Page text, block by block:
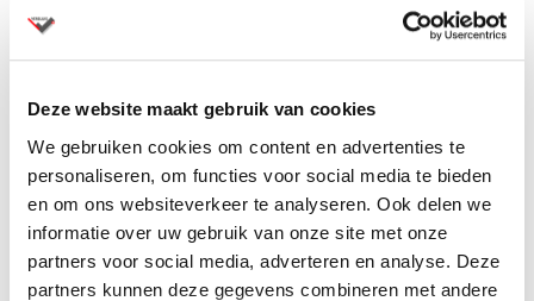
Deze website maakt gebruik van cookies
We gebruiken cookies om content en advertenties te
personaliseren, om functies voor social media te bieden
en om ons websiteverkeer te analyseren. Ook delen we
informatie over uw gebruik van onze site met onze
partners voor social media, adverteren en analyse. Deze
partners kunnen deze gegevens combineren met andere
De Cascando Team SPS banken laten zich goed combineren.
Hierdoor cre√´ert u allerlei zitopstellingen. Voor in een
scrumhoek plaatst u de banken in een carrévorm. De banken
kunnen ook met afscheiding worden uitgevoerd, ideaal
wanneer u vertrouwelijke gesprekken wilt voeren met uw
relaties. Er is ook een opstelling als vergaderunit. De banken
staan dan als treinbank opgesteld, en hebben rondom een
afscheiding. Welke uitvoering u ook kiest, onze
binnenhuisadviseurs helpen u graag met het maken van de